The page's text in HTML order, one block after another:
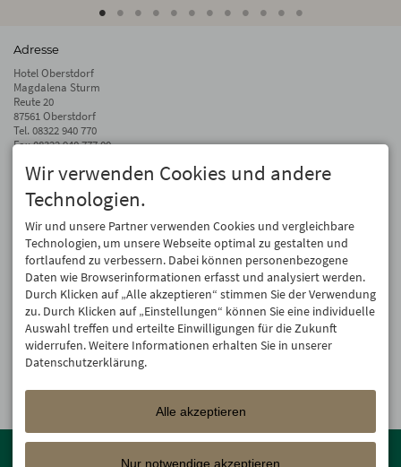
Adresse
Hotel Oberstdorf
Magdalena Sturm
Reute 20
87561 Oberstdorf
Tel. 08322 940 770
Fax 08322 940 777 00
info@hotel-oberstdorf.de
Auf dem Laufenden bleiben
Wir geben Ihre E-Mail-Adresse nicht weiter. Wir mögen auch keinen Spam.
Versprochen! Eine Abmeldung ist jederzeit möglich.
Anmelden
Mitglied der Oberstdorf Resort Familien mit den schönsten
Urlaubsunterkünften von der Berghütte bis zum 4-Sterne Superior
Wir verwenden Cookies und andere
Technologien.
Wir und unsere Partner verwenden Cookies und vergleichbare
Technologien, um unsere Webseite optimal zu gestalten und
fortlaufend zu verbessern. Dabei können personenbezogene
Daten wie Browserinformationen erfasst und analysiert werden.
Durch Klicken auf „Alle akzeptieren“ stimmen Sie der Verwendung
zu. Durch Klicken auf „Einstellungen“ können Sie eine individuelle
Auswahl treffen und erteilte Einwilligungen für die Zukunft
widerrufen. Weitere Informationen erhalten Sie in unserer
Datenschutzerklärung.
Alle akzeptieren
Nur notwendige akzeptieren